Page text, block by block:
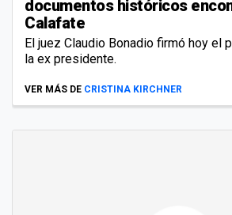
documentos históricos
Calafate
El juez Claudio Bonadio firmó hoy el
la ex presidente.
VER MÁS DE CRISTINA KIRCHNER